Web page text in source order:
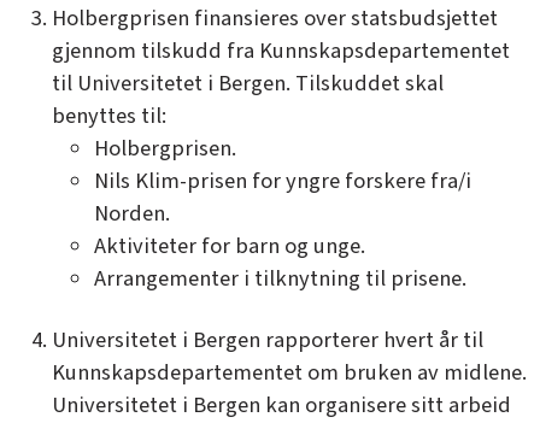
Holbergprisen finansieres over statsbudsjettet
gjennom tilskudd fra Kunnskapsdepartementet
til Universitetet i Bergen. Tilskuddet skal
benyttes til:
Holbergprisen.
Nils Klim-prisen for yngre forskere fra/i
Norden.
Aktiviteter for barn og unge.
Arrangementer i tilknytning til prisene.
Universitetet i Bergen rapporterer hvert år til
Kunnskapsdepartementet om bruken av midlene.
Universitetet i Bergen kan organisere sitt arbeid